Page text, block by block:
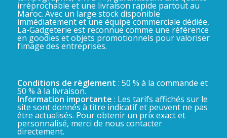
irréprochable et une livraison rapide partout au
Maroc. Avec un large stock disponible
immédiatement et une équipe commerciale dédiée,
La-Gadgeterie est reconnue comme une référence
en goodies et objets promotionnels pour valoriser
l’image des entreprises.
Conditions de règlement : 50 % à la commande et
50 % à la livraison.
Information importante : Les tarifs affichés sur le
site sont donnés à titre indicatif et peuvent ne pas
être actualisés. Pour obtenir un prix exact et
personnalisé, merci de nous contacter
directement.